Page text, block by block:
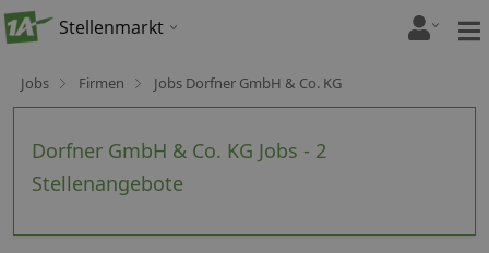
Stellenmarkt
Jobs Firmen Jobs Dorfner GmbH & Co. KG
Dorfner GmbH & Co. KG Jobs - 2
Stellenangebote